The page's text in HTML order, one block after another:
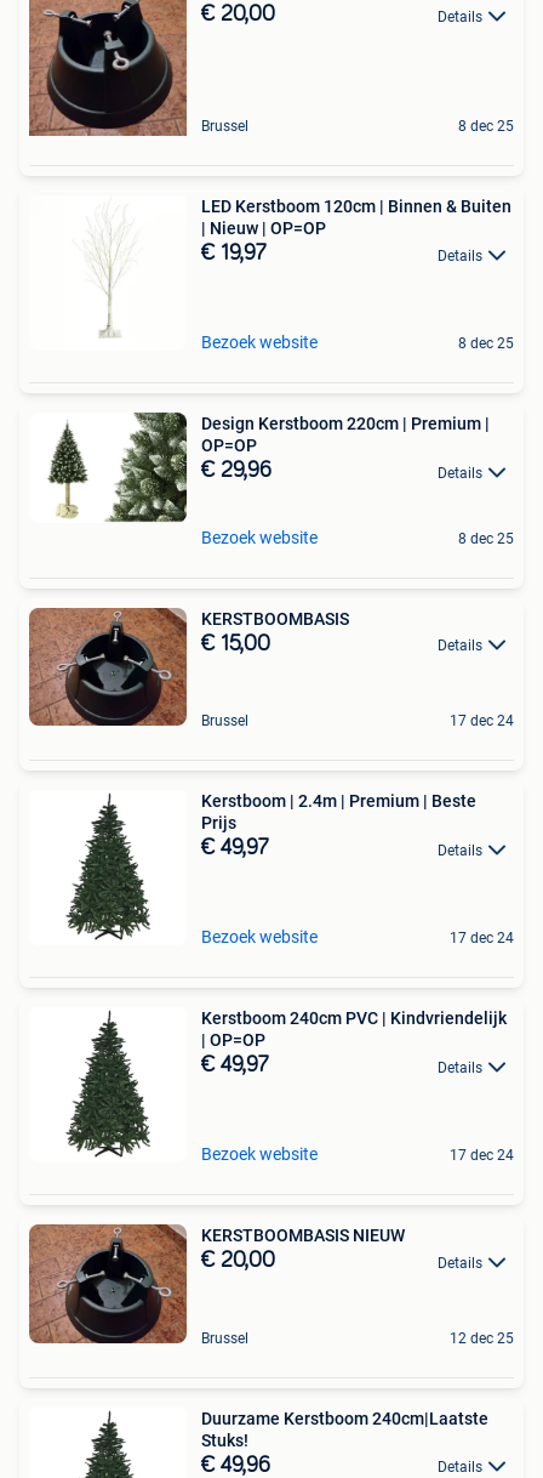
€ 20,00 Details
Brussel 8 dec 25
LED Kerstboom 120cm | Binnen & Buiten
| Nieuw | OP=OP
€ 19,97 Details
Bezoek website 8 dec 25
Design Kerstboom 220cm | Premium |
OP=OP
€ 29,96 Details
Bezoek website 8 dec 25
KERSTBOOMBASIS
€ 15,00 Details
Brussel 17 dec 24
Kerstboom | 2.4m | Premium | Beste
Prijs
€ 49,97 Details
Bezoek website 17 dec 24
Kerstboom 240cm PVC | Kindvriendelijk
| OP=OP
€ 49,97 Details
Bezoek website 17 dec 24
KERSTBOOMBASIS NIEUW
€ 20,00 Details
Brussel 12 dec 25
Duurzame Kerstboom 240cm|Laatste
Stuks!
€ 49,96 Details